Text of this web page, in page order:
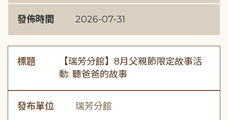
發佈時間 2026-07-31
標題
【瑞芳分館】8月父親節限定故事活
動: 聽爸爸的故事
發布單位 瑞芳分館